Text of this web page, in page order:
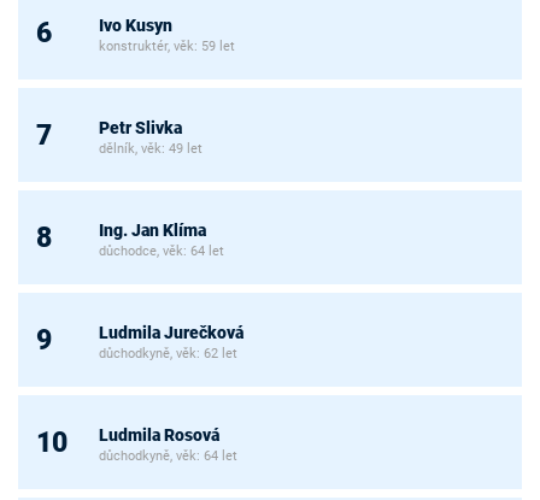
6 Ivo Kusyn
konstruktér, věk: 59 let
7 Petr Slivka
dělník, věk: 49 let
8 Ing. Jan Klíma
důchodce, věk: 64 let
9 Ludmila Jurečková
důchodkyně, věk: 62 let
10 Ludmila Rosová
důchodkyně, věk: 64 let